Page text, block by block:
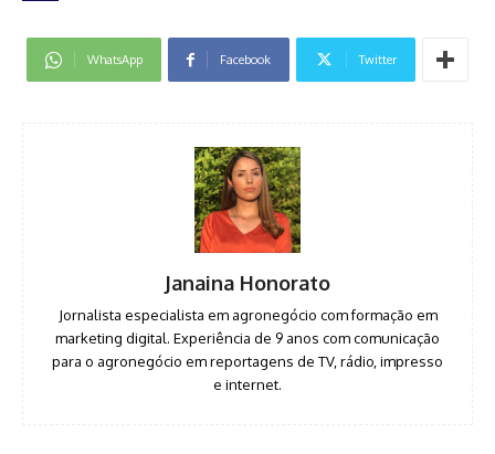
WhatsApp Facebook Twitter
Janaina Honorato
Jornalista especialista em agronegócio com formação em
marketing digital. Experiência de 9 anos com comunicação
para o agronegócio em reportagens de TV, rádio, impresso
e internet.